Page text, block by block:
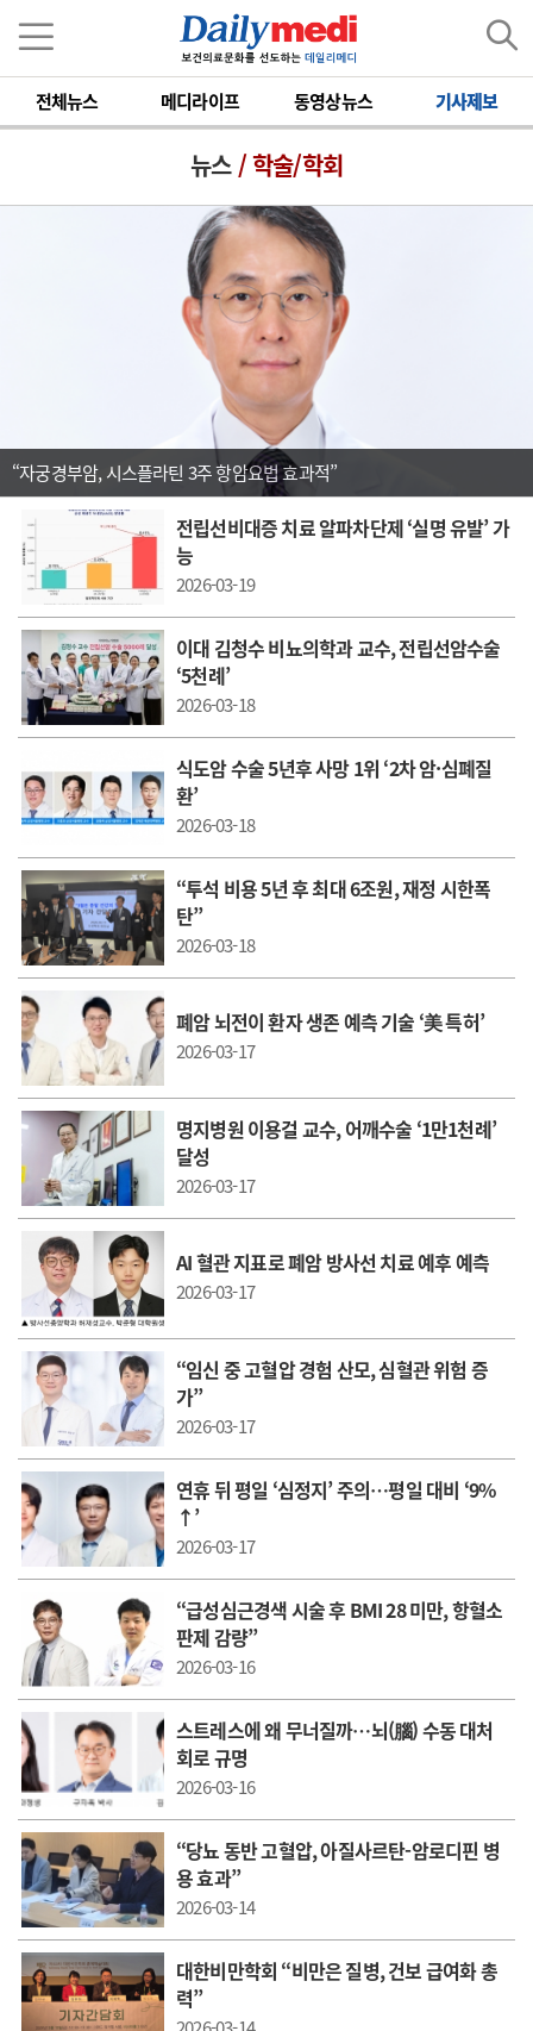
전체뉴스 메디라이프 동영상뉴스 기사제보
뉴스/ 학술/학회
“자궁경부암, 시스플라틴 3주 항암요법 효과적”
전립선비대증 치료 알파차단제 ‘실명 유발’ 가
능
2026-03-19
이대 김청수 비뇨의학과 교수, 전립선암수술
‘5천례’
2026-03-18
식도암 수술 5년후 사망 1위 ‘2차 암·심폐질
환’
2026-03-18
“투석 비용 5년 후 최대 6조원, 재정 시한폭
탄”
2026-03-18
폐암 뇌전이 환자 생존 예측 기술 ‘美 특허’
2026-03-17
명지병원 이용걸 교수, 어깨수술 ‘1만1천례’
달성
2026-03-17
AI 혈관 지표로 폐암 방사선 치료 예후 예측
2026-03-17
“임신 중 고혈압 경험 산모, 심혈관 위험 증
가”
2026-03-17
연휴 뒤 평일 ‘심정지’ 주의…평일 대비 ‘9%
↑’
2026-03-17
“ 급성심근경색 시술 후 BMI 28 미만, 항혈소
판제 감량”
2026-03-16
스트레스에 왜 무너질까…뇌(腦) 수동 대처
회로 규명
2026-03-16
“당뇨 동반 고혈압, 아질사르탄-암로디핀 병
용 효과”
2026-03-14
대한비만학회 “비만은 질병, 건보 급여화 총
력”